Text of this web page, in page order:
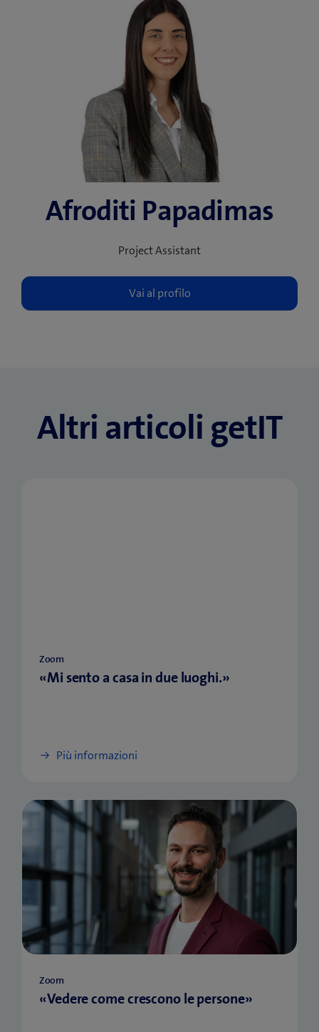
Afroditi Papadimas
Project Assistant
Altri articoli getIT
Zoom
«Mi sento a casa in due luoghi.»
Più informazioni
Zoom
«Vedere come crescono le persone»